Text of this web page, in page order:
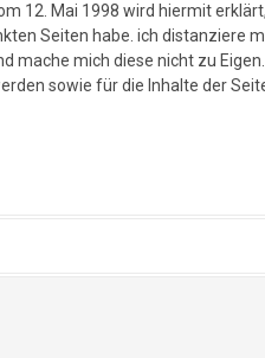
12. Mai 1998 wird hiermit
Seiten habe. ich distanziere
mache mich diese nicht zu
sowie für die Inhalte der